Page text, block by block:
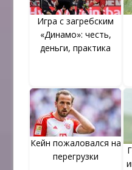
Игра с загребским
«Динамо»: честь,
деньги, практика
Кейн пожаловался на
перегрузки